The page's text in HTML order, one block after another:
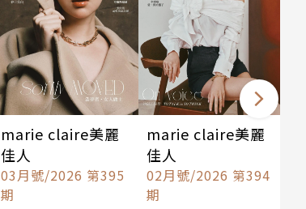
marie claire美麗
佳人
03月號/2026 第395
期
marie claire美麗
佳人
02月號/2026 第394
期